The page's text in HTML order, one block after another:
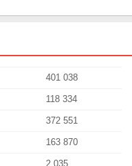
401 038
118 334
372 551
163 870
2 035